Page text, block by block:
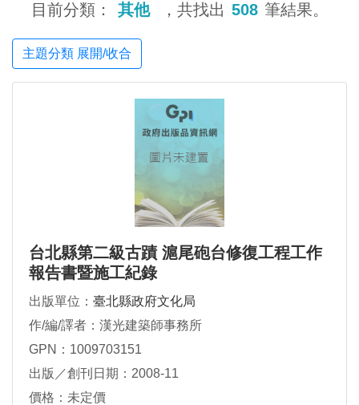
目前分類： 其他 ，共找出 508 筆結果。
主題分類 展開/收合
台北縣第二級古蹟 滬尾砲台修復工程工作
報告書暨施工紀錄
出版單位： 臺北縣政府文化局
作/編/譯者：漢光建築師事務所
GPN：1009703151
出版／創刊日期：2008-11
價格：未定價